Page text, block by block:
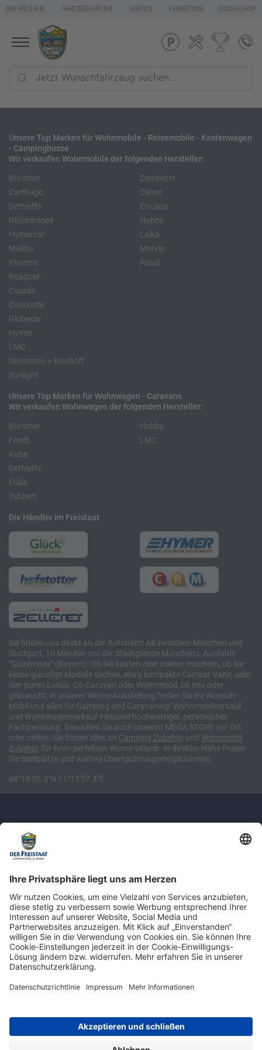
DER FREISTAAT FAHRZEUGVERKAUF SERVICE VERMIETUNG ONLINE SHOP
Unsere Top Marken für Wohnmobile - Reisemobile - Kastenwagen
- Campingbusse
Wir verkaufen Wohnmobile der folgenden Hersteller:
Bürstner
Carthago
Dethleffs
Glücksmobil
Hymercar
Malibu
Phoenix
Roadcar
Campster
Clever
Etrusco
Hobby
Laika
Morelo
Pössl
Carado
Concorde
Globecar
Hymer
LMC
Niesmann + Bischoff
Sunlight
Unsere Top Marken für Wohnwagen - Caravans
Wir verkaufen Wohnwagen der folgenden Hersteller:
Bürstner
Fendt
Kabe
Hobby
LMC
Dethleffs
Eriba
Tabbert
Die Händler im Freistaat
Sie finden uns direkt an der Autobahn A8 zwischen München und
Stuttgart, 10 Minuten vor der Stadtgrenze Münchens, Ausfahrt
"Sulzemoos" (Bayern). Ob Sie kaufen oder mieten möchten, ob Sie
kleine günstige Modelle suchen, etwa kompakte Camper Vans, oder
den puren Luxus. Ob Caravan oder Wohnmobil, ob neu oder
gebraucht, in unserer Womo-Ausstellung finden Sie Ihr Wunsch-
Mobil und alles für Camping und Caravaning! Wohnmobilverkauf
und Wohnwagenverkauf inklusive hochwertiger, persönlicher
Fachberatung. Besuchen Sie auch unseren MEGA STORE vor Ort
oder online. Sie finden alles an Camping Zubehör und Wohnmobil
Zubehör für ihren perfekten Womo-Urlaub. In direkter Nähe finden
Sie Stellplätze und weitere Übernachtungsmöglichkeiten.
48°16'55.3"N 11°15'37.3"E
Newsletter: Jetzt auf
shop.derfreistaat.de anmelden und
einen 5€ Gutschein für unseren Online-
Shop erhalten!*
Impressum Datenschutz Barrierefreiheit